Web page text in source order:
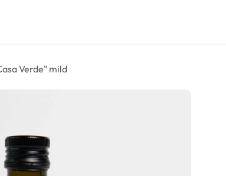
Verde" mild